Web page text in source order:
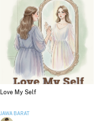
Love My Self
JAWA BARAT